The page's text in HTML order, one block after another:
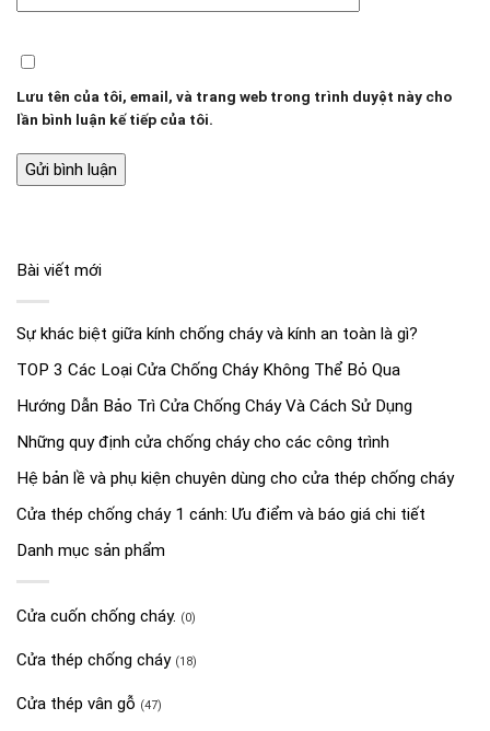
Lưu tên của tôi, email, và trang web trong trình duyệt này cho
lần bình luận kế tiếp của tôi.
Bài viết mới
Sự khác biệt giữa kính chống cháy và kính an toàn là gì?
TOP 3 Các Loại Cửa Chống Cháy Không Thể Bỏ Qua
Hướng Dẫn Bảo Trì Cửa Chống Cháy Và Cách Sử Dụng
Những quy định cửa chống cháy cho các công trình
Hệ bản lề và phụ kiện chuyên dùng cho cửa thép chống cháy
Cửa thép chống cháy 1 cánh: Ưu điểm và báo giá chi tiết
Danh mục sản phẩm
Cửa cuốn chống cháy. (0)
Cửa thép chống cháy (18)
Cửa thép vân gỗ (47)